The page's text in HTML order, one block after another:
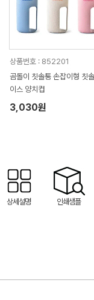
상품번호 : 852201
곰돌이 칫솔통 손잡이형 칫
이스 양치컵
3,030원
상세설명 인쇄샘플